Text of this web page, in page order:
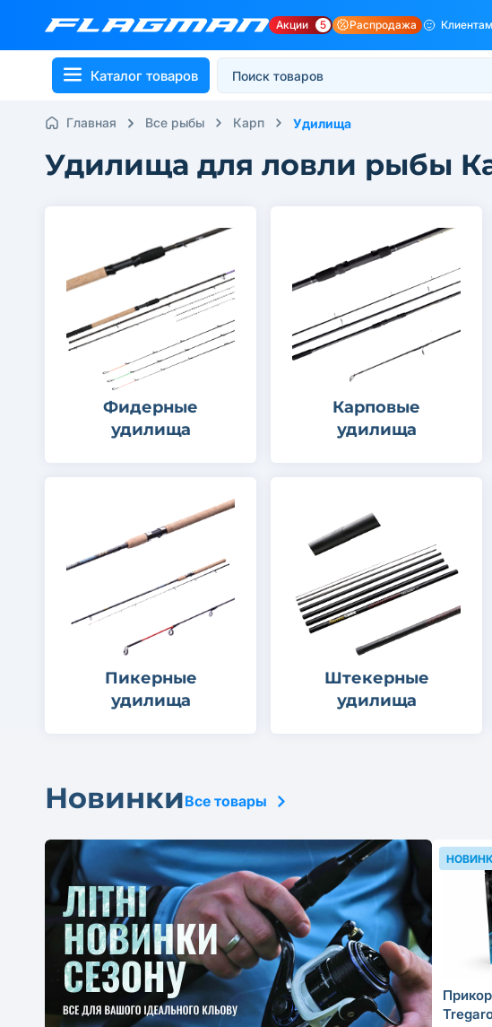
Акции 5 Распродажа Клиентам
Каталог товаров
Главная Все рыбы Карп Удилища
Удилища для ловли рыбы
Фидерные
удилища
Карповые
удилища
Пикерные
удилища
Штекерные
удилища
НовинкиВсе товары